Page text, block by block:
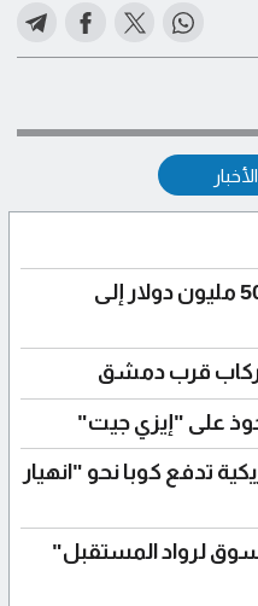
"الفيدرالي الأمريكي" يرسل 500 مليون دولار إلى
ركاب قرب دمشق
تدفع كوبا نحو "انهيار
لرواد المستقبل"